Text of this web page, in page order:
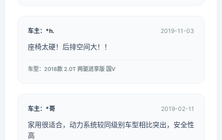
车主：*h. 2019-11-03
座椅太硬！后排空间大！！
车型：2018款 2.0T 两驱进享版 国V
车主：*哥 2019-02-11
家用很适合，动力系统较同级别车型相比突出，安全性
高